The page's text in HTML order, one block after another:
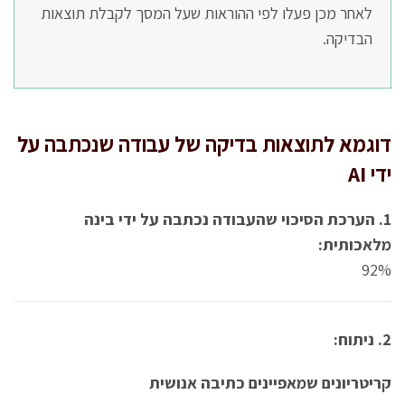
לאחר מכן פעלו לפי ההוראות שעל המסך לקבלת תוצאות
הבדיקה.
דוגמא לתוצאות בדיקה של עבודה שנכתבה על
ידי AI
1. הערכת הסיכוי שהעבודה נכתבה על ידי בינה
מלאכותית:
92%
2. ניתוח:
קריטריונים שמאפיינים כתיבה אנושית